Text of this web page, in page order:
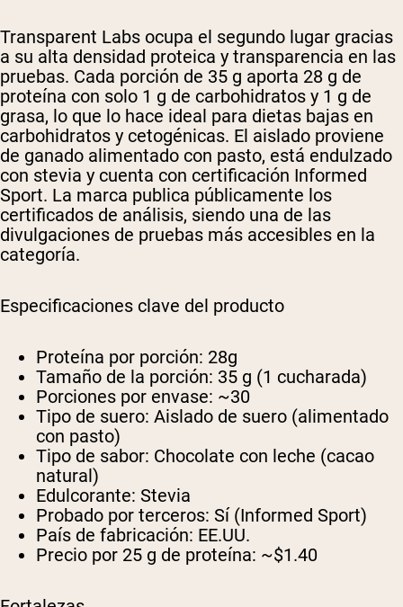
Transparent Labs ocupa el segundo lugar gracias
a su alta densidad proteica y transparencia en las
pruebas. Cada porción de 35 g aporta 28 g de
proteína con solo 1 g de carbohidratos y 1 g de
grasa, lo que lo hace ideal para dietas bajas en
carbohidratos y cetogénicas. El aislado proviene
de ganado alimentado con pasto, está endulzado
con stevia y cuenta con certificación Informed
Sport. La marca publica públicamente los
certificados de análisis, siendo una de las
divulgaciones de pruebas más accesibles en la
categoría.
Especificaciones clave del producto
Proteína por porción: 28g
Tamaño de la porción: 35 g (1 cucharada)
Porciones por envase: ~30
Tipo de suero: Aislado de suero (alimentado
con pasto)
Tipo de sabor: Chocolate con leche (cacao
natural)
Edulcorante: Stevia
Probado por terceros: Sí (Informed Sport)
País de fabricación: EE.UU.
Precio por 25 g de proteína: ~$1.40